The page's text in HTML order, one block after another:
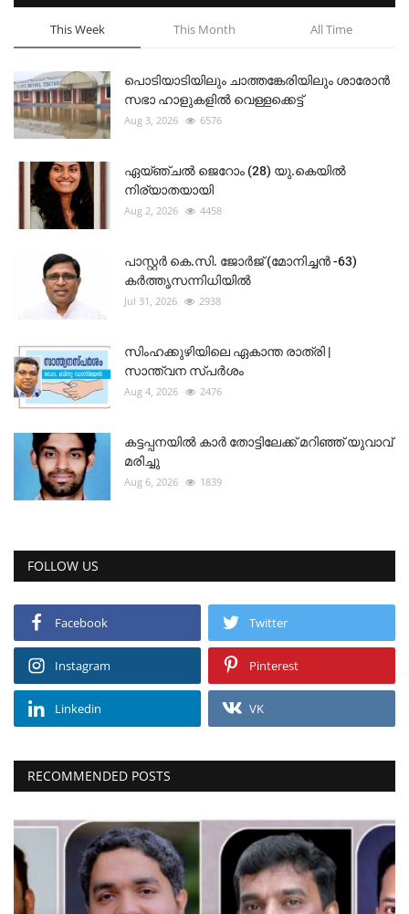
This Week This Month All Time
പൊടിയാടിയിലും ചാത്തങ്കേരിയിലും ശാരോൻ
സഭാ ഹാളുകളിൽ വെള്ളക്കെട്ട്
Aug 3, 2026 6576
ഏയ്ഞ്ചൽ ജെറോം (28) യു.കെയിൽ
നിര്യാതയായി
Aug 2, 2026 4458
പാസ്റ്റർ കെ.സി. ജോർജ് (മോനിച്ചൻ -63)
കർത്തൃസന്നിധിയിൽ
Jul 31, 2026 2938
സിംഹക്കുഴിയിലെ ഏകാന്ത രാത്രി |
സാന്ത്വന സ്പർശം
Aug 4, 2026 2476
കട്ടപ്പനയിൽ കാർ തോട്ടിലേക്ക് മറിഞ്ഞ് യുവാവ്
മരിച്ചു
Aug 6, 2026 1839
FOLLOW US
Facebook Twitter
Instagram Pinterest
Linkedin VK
RECOMMENDED POSTS